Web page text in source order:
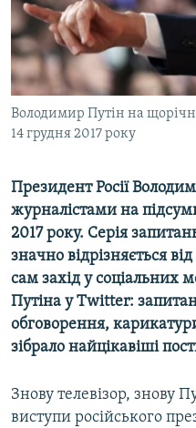
ВІДЕОУРОКИ «ELIFBE»
СВІДЧЕННЯ ОКУПАЦІЇ
УКРАЇНСЬКА ПРОБЛЕМА
ІНФОГРАФІКА
Русский
Qırımtatar
ДОЛУЧАЙСЯ!
Усі сайти RFE/RL
Володимир Путін на
14 грудня 2017 року
Президент Росії
журналістами на
2017 року. Серія
значно відрізняється
сам захід у соціальних
Путіна у Twitter:
обговорення,
зібрало найцікавіші
Знову телевізор, знову
виступи російського